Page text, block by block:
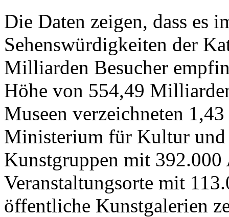
Die Daten zeigen, dass es
Sehenswürdigkeiten der
Milliarden Besucher
Höhe von 554,49
Museen verzeichneten
Ministerium für Kultur und
Kunstgruppen mit
Veranstaltungsorte mit
öffentliche Kunstgalerien